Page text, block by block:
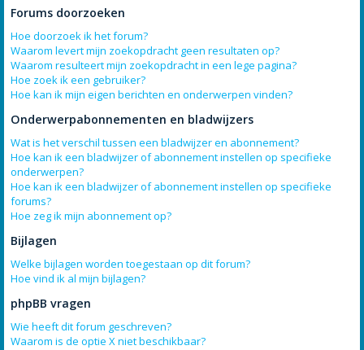
Forums doorzoeken
Hoe doorzoek ik het forum?
Waarom levert mijn zoekopdracht geen resultaten op?
Waarom resulteert mijn zoekopdracht in een lege pagina?
Hoe zoek ik een gebruiker?
Hoe kan ik mijn eigen berichten en onderwerpen vinden?
Onderwerpabonnementen en bladwijzers
Wat is het verschil tussen een bladwijzer en abonnement?
Hoe kan ik een bladwijzer of abonnement instellen op specifieke
onderwerpen?
Hoe kan ik een bladwijzer of abonnement instellen op specifieke
forums?
Hoe zeg ik mijn abonnement op?
Bijlagen
Welke bijlagen worden toegestaan op dit forum?
Hoe vind ik al mijn bijlagen?
phpBB vragen
Wie heeft dit forum geschreven?
Waarom is de optie X niet beschikbaar?